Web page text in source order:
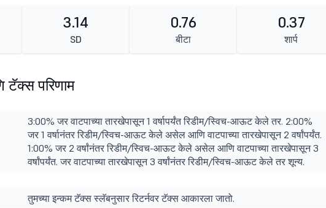
3.14
SD
0.76
बीटा
0.37
शार्प
टॅक्स परिणाम
3:00% जर वाटपाच्या तारखेपासून 1 वर्षापर्यंत रिडीम/स्विच-आऊट केले तर. 2:00%
जर 1 वर्षानंतर रिडीम/स्विच-आऊट केले असेल आणि वाटपाच्या तारखेपासून 2 वर्षांपर्यंत.
1:00% जर 2 वर्षांनंतर रिडीम/स्विच-आऊट केले असेल आणि वाटपाच्या तारखेपासून 3
वर्षांपर्यंत. जर वाटपाच्या तारखेपासून 3 वर्षांनंतर रिडीम/स्विच-आऊट केले तर शून्य.
तुमच्या इन्कम टॅक्स स्लॅबनुसार रिटर्नवर टॅक्स आकारला जातो.